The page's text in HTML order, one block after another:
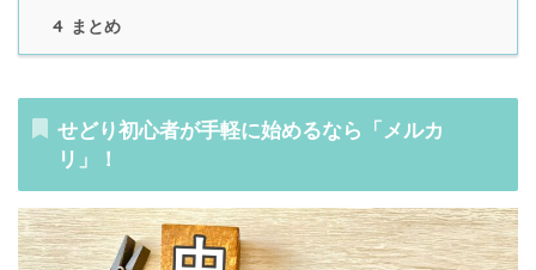
4 まとめ
せどり初心者が手軽に始めるなら「メルカ
リ」！